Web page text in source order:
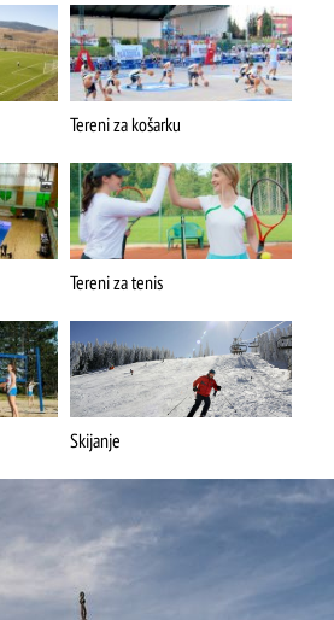
Tereni za košarku
Tereni za tenis
Skijanje
ŠTA
VIDETI FEATURED
Mokra gora